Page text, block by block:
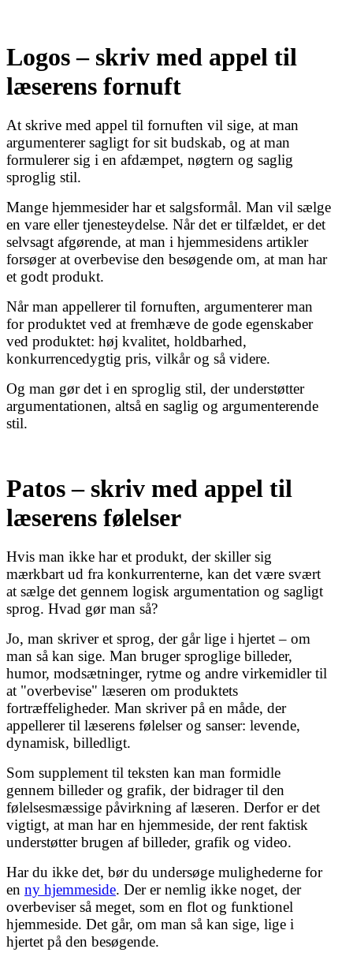
Logos – skriv med appel til
læserens fornuft
At skrive med appel til fornuften vil sige, at man
argumenterer sagligt for sit budskab, og at man
formulerer sig i en afdæmpet, nøgtern og saglig
sproglig stil.
Mange hjemmesider har et salgsformål. Man vil sælge
en vare eller tjenesteydelse. Når det er tilfældet, er det
selvsagt afgørende, at man i hjemmesidens artikler
forsøger at overbevise den besøgende om, at man har
et godt produkt.
Når man appellerer til fornuften, argumenterer man
for produktet ved at fremhæve de gode egenskaber
ved produktet: høj kvalitet, holdbarhed,
konkurrencedygtig pris, vilkår og så videre.
Og man gør det i en sproglig stil, der understøtter
argumentationen, altså en saglig og argumenterende
stil.
Patos – skriv med appel til
læserens følelser
Hvis man ikke har et produkt, der skiller sig
mærkbart ud fra konkurrenterne, kan det være svært
at sælge det gennem logisk argumentation og sagligt
sprog. Hvad gør man så?
Jo, man skriver et sprog, der går lige i hjertet – om
man så kan sige. Man bruger sproglige billeder,
humor, modsætninger, rytme og andre virkemidler til
at "overbevise" læseren om produktets
fortræffeligheder. Man skriver på en måde, der
appellerer til læserens følelser og sanser: levende,
dynamisk, billedligt.
Som supplement til teksten kan man formidle
gennem billeder og grafik, der bidrager til den
følelsesmæssige påvirkning af læseren. Derfor er det
vigtigt, at man har en hjemmeside, der rent faktisk
understøtter brugen af billeder, grafik og video.
Har du ikke det, bør du undersøge mulighederne for
en ny hjemmeside. Der er nemlig ikke noget, der
overbeviser så meget, som en flot og funktionel
hjemmeside. Det går, om man så kan sige, lige i
hjertet på den besøgende.